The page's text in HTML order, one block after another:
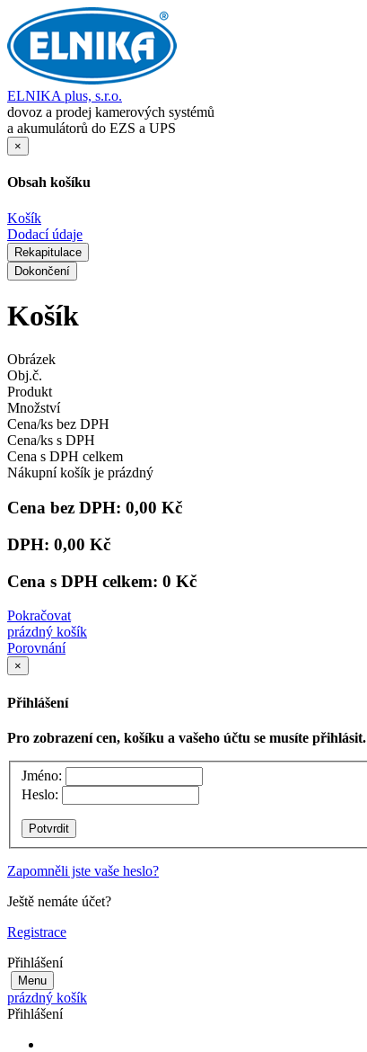
ELNIKA plus, s.r.o.
dovoz a prodej kamerových systémů
a akumulátorů do EZS a UPS
×
Obsah košíku
Košík
Dodací údaje
Rekapitulace
Dokončení
Košík
Obrázek
Obj.č.
Produkt
Množství
Cena/ks bez DPH
Cena/ks s DPH
Cena s DPH celkem
Nákupní košík je prázdný
Cena bez DPH: 0,00 Kč
DPH: 0,00 Kč
Cena s DPH celkem: 0 Kč
Pokračovat
prázdný košík
Porovnání
×
Přihlášení
Pro zobrazení cen, košíku a vašeho účtu se musíte přihlásit.
Jméno:
Heslo:
Zapomněli jste vaše heslo?
Ještě nemáte účet?
Registrace
Přihlášení
Menu
prázdný košík
Přihlášení